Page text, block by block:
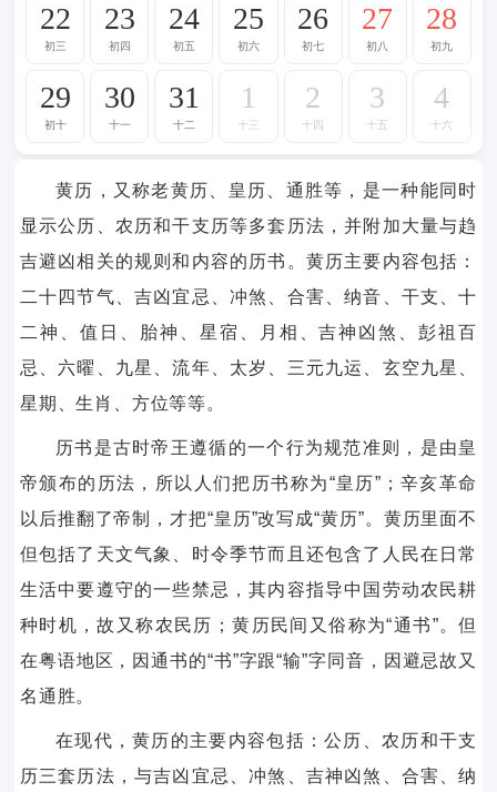
22
初三
23
初四
24
初五
25
初六
26
初七
27
初八
28
初九
29
初十
30
十一
31
十二
1
十三
2
十四
3
十五
4
十六
黄历，又称老黄历、皇历、通胜等，是一种能同时
显示公历、农历和干支历等多套历法，并附加大量与趋
吉避凶相关的规则和内容的历书。黄历主要内容包括：
二十四节气、吉凶宜忌、冲煞、合害、纳音、干支、十
二神、值日、胎神、星宿、月相、吉神凶煞、彭祖百
忌、六曜、九星、流年、太岁、三元九运、玄空九星、
星期、生肖、方位等等。
历书是古时帝王遵循的一个行为规范准则，是由皇
帝颁布的历法，所以人们把历书称为“皇历”；辛亥革命
以后推翻了帝制，才把“皇历”改写成“黄历”。黄历里面不
但包括了天文气象、时令季节而且还包含了人民在日常
生活中要遵守的一些禁忌，其内容指导中国劳动农民耕
种时机，故又称农民历；黄历民间又俗称为“通书”。但
在粤语地区，因通书的“书”字跟“输”字同音，因避忌故又
名通胜。
在现代，黄历的主要内容包括：公历、农历和干支
历三套历法，与吉凶宜忌、冲煞、吉神凶煞、合害、纳